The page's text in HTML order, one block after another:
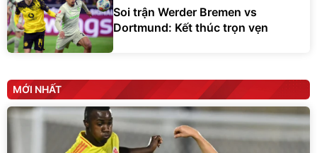
Soi trận Werder Bremen vs
Dortmund: Kết thúc trọn vẹn
MỚI NHẤT